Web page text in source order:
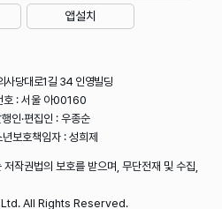
앱설치
사당대로1길 34 인영빌딩
: 서울 아00160
인·편집인 : 우종순
보호책임자 : 성희제
작권법의 보호를 받으며, 무단전재 및 수집,
All Rights Reserved.